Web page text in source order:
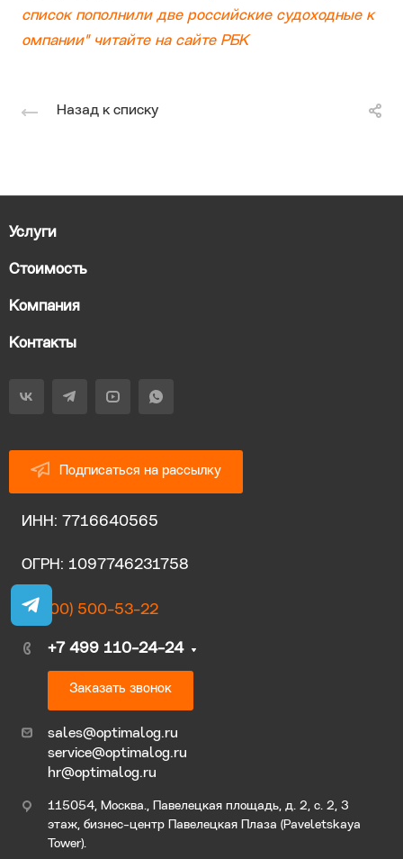
список пополнили две российские судоходные к
омпании" читайте на сайте РБК
Назад к списку
Услуги
Стоимость
Компания
Контакты
Подписаться на рассылку
ИНН: 7716640565
ОГРН: 1097746231758
8 (800) 500-53-22
+7 499 110-24-24
Заказать звонок
sales@optimalog.ru
service@optimalog.ru
hr@optimalog.ru
115054, Москва., Павелецкая площадь, д. 2, с. 2, 3
этаж, бизнес-центр Павелецкая Плаза (Paveletskaya
Tower).